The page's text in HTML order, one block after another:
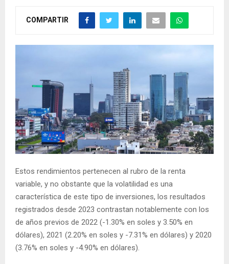
COMPARTIR
Estos rendimientos pertenecen al rubro de la renta
variable, y no obstante que la volatilidad es una
característica de este tipo de inversiones, los resultados
registrados desde 2023 contrastan notablemente con los
de años previos de 2022 (-1.30% en soles y 3.50% en
dólares), 2021 (2.20% en soles y -7.31% en dólares) y 2020
(3.76% en soles y -4.90% en dólares).